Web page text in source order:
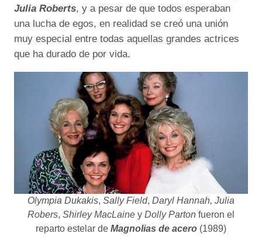
Julia Roberts, y a pesar de que todos esperaban
una lucha de egos, en realidad se creó una unión
muy especial entre todas aquellas grandes actrices
que ha durado de por vida.
Olympia Dukakis, Sally Field, Daryl Hannah, Julia
Robers, Shirley MacLaine y Dolly Parton fueron el
reparto estelar de Magnolias de acero (1989)